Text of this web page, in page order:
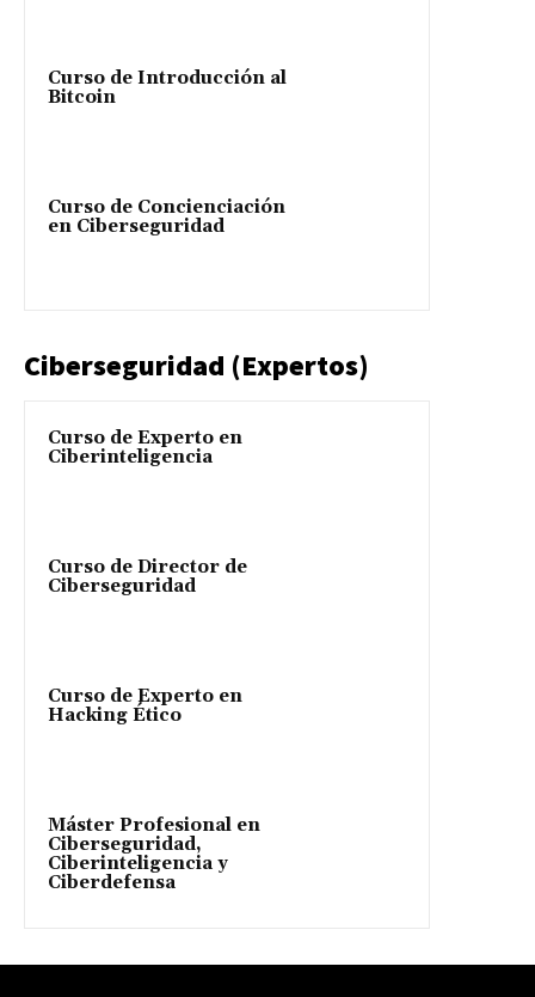
Curso de Introducción al
Bitcoin
Curso de Concienciación
en Ciberseguridad
Ciberseguridad (Expertos)
Curso de Experto en
Ciberinteligencia
Curso de Director de
Ciberseguridad
Curso de Experto en
Hacking Ético
Máster Profesional en
Ciberseguridad,
Ciberinteligencia y
Ciberdefensa